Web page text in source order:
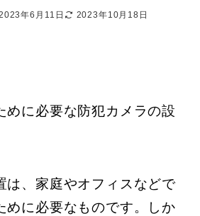
年6月11日 2023年10月18日
めに必要な防犯カメラの設
は、家庭やオフィスなどで
めに必要なものです。しか